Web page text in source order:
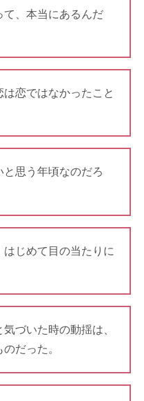
て、本当にあるんだ
恋ではなかったこと
と思う年頃なのだろ
じめて目の当たりに
づいた時の動揺は、
だった。